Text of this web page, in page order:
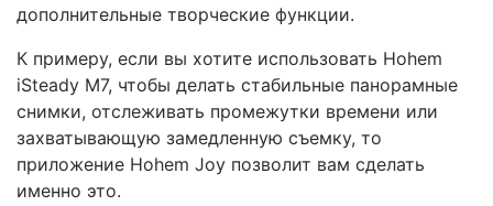
дополнительные творческие функции.
К примеру, если вы хотите использовать Hohem
iSteady M7, чтобы делать стабильные панорамные
снимки, отслеживать промежутки времени или
захватывающую замедленную съемку, то
приложение Hohem Joy позволит вам сделать
именно это.